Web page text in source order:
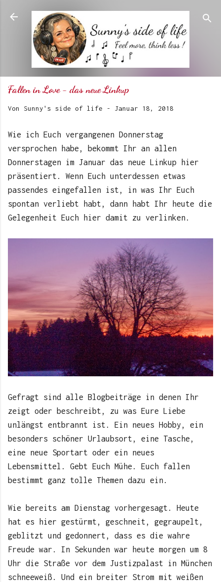
Direkt zum Hauptbereich
Fallen in Love - das neue Linkup
Von Sunny's side of life - Januar 18, 2018
Wie ich Euch vergangenen Donnerstag
versprochen habe, bekommt Ihr an allen
Donnerstagen im Januar das neue Linkup hier
präsentiert. Wenn Euch unterdessen etwas
passendes eingefallen ist, in was Ihr Euch
spontan verliebt habt, dann habt Ihr heute die
Gelegenheit Euch hier damit zu verlinken.
Gefragt sind alle Blogbeiträge in denen Ihr
zeigt oder beschreibt, zu was Eure Liebe
unlängst entbrannt ist. Ein neues Hobby, ein
besonders schöner Urlaubsort, eine Tasche,
eine neue Sportart oder ein neues
Lebensmittel. Gebt Euch Mühe. Euch fallen
bestimmt ganz tolle Themen dazu ein.
Wie bereits am Dienstag vorhergesagt. Heute
hat es hier gestürmt, geschneit, gegraupelt,
geblitzt und gedonnert, dass es die wahre
Freude war. In Sekunden war heute morgen um 8
Uhr die Straße vor dem Justizpalast in München
schneeweiß. Und ein breiter Strom mit weißen